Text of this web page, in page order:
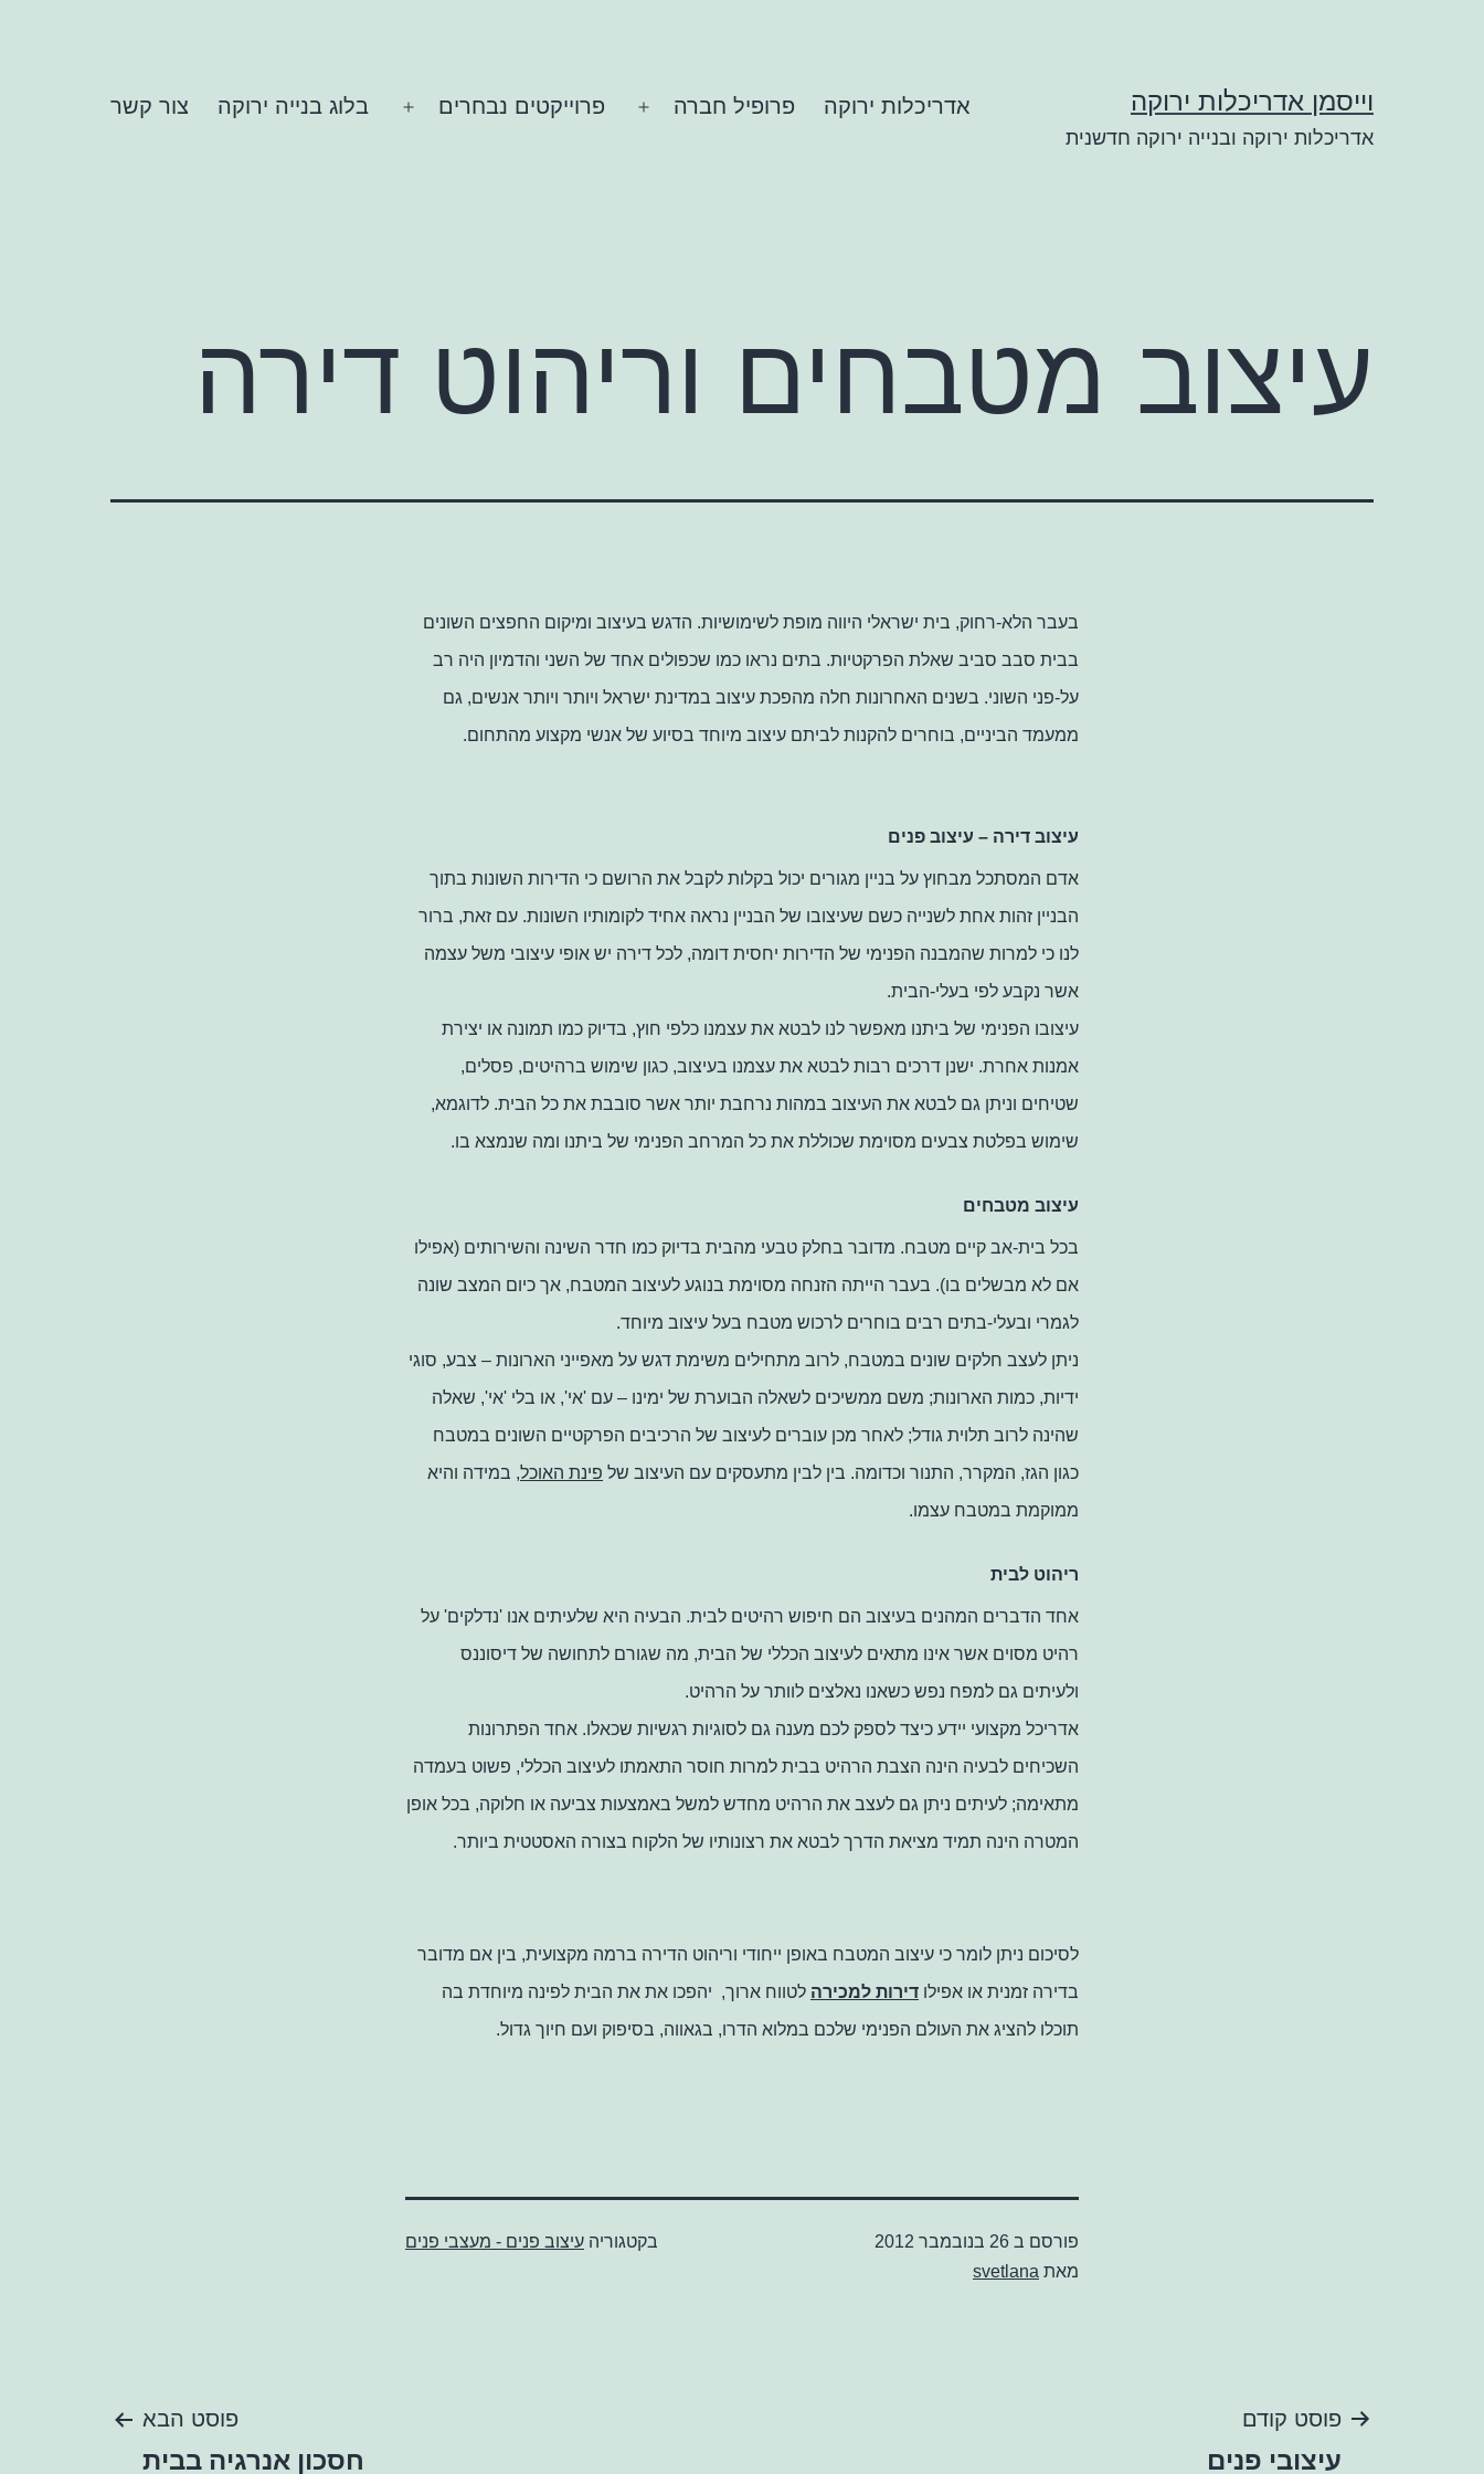
וייסמן אדריכלות ירוקה
אדריכלות ירוקה ובנייה ירוקה חדשנית
אדריכלות ירוקה פרופיל חברה פרוייקטים נבחרים
פתח
בלוג בנייה ירוקה צור קשר
עיצוב מטבחים וריהוט דירה
בעבר הלא-רחוק, בית ישראלי היווה מופת לשימושיות. הדגש בעיצוב ומיקום החפצים השונים
בבית סבב סביב שאלת הפרקטיות. בתים נראו כמו שכפולים אחד של השני והדמיון היה רב
על-פני השוני. בשנים האחרונות חלה מהפכת עיצוב במדינת ישראל ויותר ויותר אנשים, גם
ממעמד הביניים, בוחרים להקנות לביתם עיצוב מיוחד בסיוע של אנשי מקצוע מהתחום.
עיצוב דירה – עיצוב פנים
אדם המסתכל מבחוץ על בניין מגורים יכול בקלות לקבל את הרושם כי הדירות השונות בתוך
הבניין זהות אחת לשנייה כשם שעיצובו של הבניין נראה אחיד לקומותיו השונות. עם זאת, ברור
לנו כי למרות שהמבנה הפנימי של הדירות יחסית דומה, לכל דירה יש אופי עיצובי משל עצמה
אשר נקבע לפי בעלי-הבית.
עיצובו הפנימי של ביתנו מאפשר לנו לבטא את עצמנו כלפי חוץ, בדיוק כמו תמונה או יצירת
אמנות אחרת. ישנן דרכים רבות לבטא את עצמנו בעיצוב, כגון שימוש ברהיטים, פסלים,
שטיחים וניתן גם לבטא את העיצוב במהות נרחבת יותר אשר סובבת את כל הבית. לדוגמא,
שימוש בפלטת צבעים מסוימת שכוללת את כל המרחב הפנימי של ביתנו ומה שנמצא בו.
עיצוב מטבחים
בכל בית-אב קיים מטבח. מדובר בחלק טבעי מהבית בדיוק כמו חדר השינה והשירותים (אפילו
אם לא מבשלים בו). בעבר הייתה הזנחה מסוימת בנוגע לעיצוב המטבח, אך כיום המצב שונה
לגמרי ובעלי-בתים רבים בוחרים לרכוש מטבח בעל עיצוב מיוחד.
ניתן לעצב חלקים שונים במטבח, לרוב מתחילים משימת דגש על מאפייני הארונות – צבע, סוגי
ידיות, כמות הארונות; משם ממשיכים לשאלה הבוערת של ימינו – עם 'אי', או בלי 'אי', שאלה
שהינה לרוב תלוית גודל; לאחר מכן עוברים לעיצוב של הרכיבים הפרקטיים השונים במטבח
כגון הגז, המקרר, התנור וכדומה. בין לבין מתעסקים עם העיצוב של פינת האוכל, במידה והיא
ממוקמת במטבח עצמו.
ריהוט לבית
אחד הדברים המהנים בעיצוב הם חיפוש רהיטים לבית. הבעיה היא שלעיתים אנו 'נדלקים' על
רהיט מסוים אשר אינו מתאים לעיצוב הכללי של הבית, מה שגורם לתחושה של דיסוננס
ולעיתים גם למפח נפש כשאנו נאלצים לוותר על הרהיט.
אדריכל מקצועי יידע כיצד לספק לכם מענה גם לסוגיות רגשיות שכאלו. אחד הפתרונות
השכיחים לבעיה הינה הצבת הרהיט בבית למרות חוסר התאמתו לעיצוב הכללי, פשוט בעמדה
מתאימה; לעיתים ניתן גם לעצב את הרהיט מחדש למשל באמצעות צביעה או חלוקה, בכל אופן
המטרה הינה תמיד מציאת הדרך לבטא את רצונותיו של הלקוח בצורה האסטטית ביותר.
לסיכום ניתן לומר כי עיצוב המטבח באופן ייחודי וריהוט הדירה ברמה מקצועית, בין אם מדובר
בדירה זמנית או אפילו דירות למכירה לטווח ארוך, יהפכו את את הבית לפינה מיוחדת בה
תוכלו להציג את העולם הפנימי שלכם במלוא הדרו, בגאווה, בסיפוק ועם חיוך גדול.
פורסם ב 26 בנובמבר 2012
מאת svetlana
בקטגוריה עיצוב פנים - מעצבי פנים
ניווט
פוסט קודם
עיצובי פנים
פוסט הבא
חסכון אנרגיה בבית